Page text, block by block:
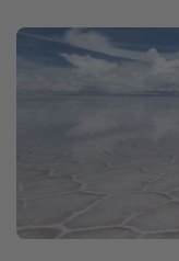
St. Lucia Urlaub
Kefalonia Urlaub